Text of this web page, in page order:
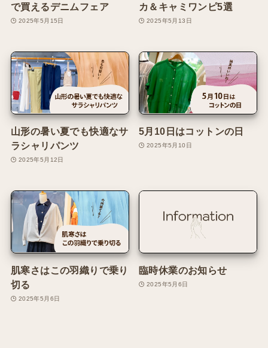
で買えるデニムフェア
2025年5月15日
カ＆キャミワンピ5選
2025年5月13日
山形の暑い夏でも快適なサ
ラシャリパンツ
2025年5月12日
5月10日はコットンの日
2025年5月10日
肌寒さはこの羽織りで乗り
切る
2025年5月6日
臨時休業のお知らせ
2025年5月6日